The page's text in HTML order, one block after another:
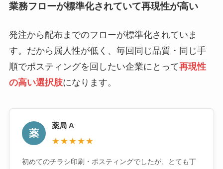
業務フローが標準化されていて再現性が高い
発注から配布までのフローが標準化されていま
す。だから属人性が低く、毎回同じ品質・同じ手
順でポスティングを回したい企業にとって再現性
の高い選択肢になります。
薬
薬局 A
★★★★★
初めてのチラシ印刷・ポスティングでしたが、とても丁